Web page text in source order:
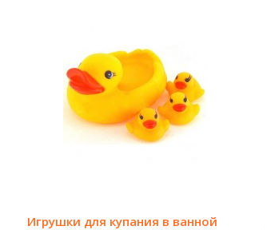
Игрушки для купания в ванной